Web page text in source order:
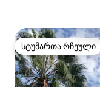
სტუმართა რჩეული
სტუმართა რჩეული